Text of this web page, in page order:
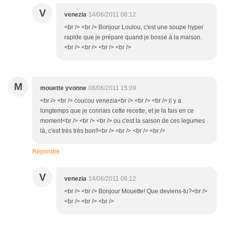
V venezia 14/06/2011 08:12
<br /> <br /> Bonjour Loulou, c'est une soupe hyper
rapide que je prépare quand je bosse à la maison.
<br /> <br /> <br /> <br />
M mouette yvonne 08/06/2011 15:09
<br /> <br /> coucou venezia<br /> <br /> <br /> il y a
longtemps que je connais cette recette, et je la fais en ce
moment<br /> <br /> <br /> ou c'est la saison de ces legumes
là, c'est très très bon!!<br /> <br /> <br /> <br />
Répondre
V venezia 14/06/2011 08:12
<br /> <br /> Bonjour Mouette! Que deviens-tu?<br />
<br /> <br /> <br />